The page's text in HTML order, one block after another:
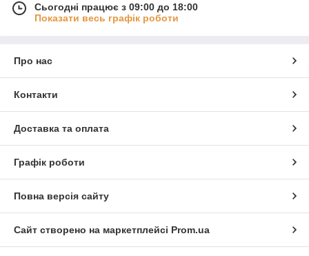
Сьогодні працює з 09:00 до 18:00
Показати весь графік роботи
Про нас
Контакти
Доставка та оплата
Графік роботи
Повна версія сайту
Сайт створено на маркетплейсі Prom.ua